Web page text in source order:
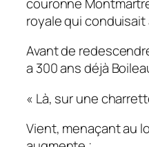
royale qui conduisait
Avant de
a 300 ans déjà
« Là, sur une
Vient, menaçant au